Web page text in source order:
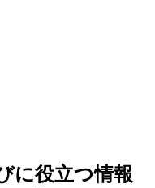
に役立つ情報